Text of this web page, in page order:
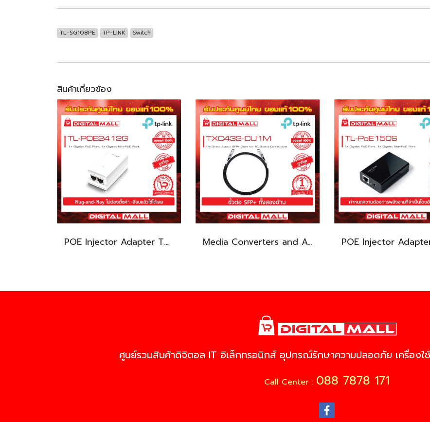
TL-SG108PE TP-LINK Switch
สินค้าเกี่ยวข้อง
POE Injector Adapter TP-LINK TL-POE2412G อุปกรณ์ขยายสัญญาณ POE รับประกันตลอดอายุการใช้งาน Media Converters and Accessories TP-LINK TXC432-CU1M สายต่อ SFP+ โดยตรง รับประกันตลอดอายุการใช้งาน
ศูนย์รวมสินค้าดิจิตอล IT อิเล็กทรอนิกส์ อุปกรณ์รักษาความปลอดภัย เครื่องใ
Call Center : 088 7878 171